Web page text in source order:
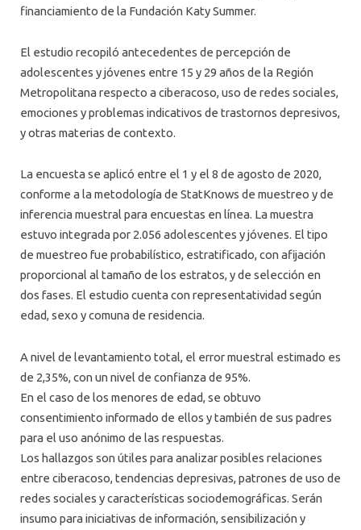
financiamiento de la Fundación Katy Summer.
El estudio recopiló antecedentes de percepción de
adolescentes y jóvenes entre 15 y 29 años de la Región
Metropolitana respecto a ciberacoso, uso de redes sociales,
emociones y problemas indicativos de trastornos depresivos,
y otras materias de contexto.
La encuesta se aplicó entre el 1 y el 8 de agosto de 2020,
conforme a la metodología de StatKnows de muestreo y de
inferencia muestral para encuestas en línea. La muestra
estuvo integrada por 2.056 adolescentes y jóvenes. El tipo
de muestreo fue probabilístico, estratificado, con afijación
proporcional al tamaño de los estratos, y de selección en
dos fases. El estudio cuenta con representatividad según
edad, sexo y comuna de residencia.
A nivel de levantamiento total, el error muestral estimado es
de 2,35%, con un nivel de confianza de 95%.
En el caso de los menores de edad, se obtuvo
consentimiento informado de ellos y también de sus padres
para el uso anónimo de las respuestas.
Los hallazgos son útiles para analizar posibles relaciones
entre ciberacoso, tendencias depresivas, patrones de uso de
redes sociales y características sociodemográficas. Serán
insumo para iniciativas de información, sensibilización y